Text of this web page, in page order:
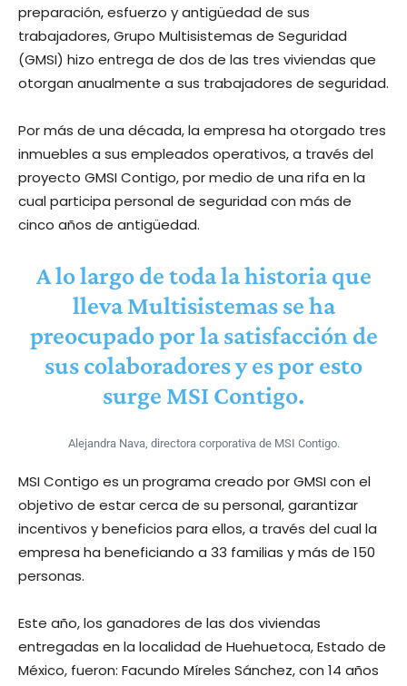
preparación, esfuerzo y antigüedad de sus
trabajadores, Grupo Multisistemas de Seguridad
(GMSI) hizo entrega de dos de las tres viviendas que
otorgan anualmente a sus trabajadores de seguridad.
Por más de una década, la empresa ha otorgado tres
inmuebles a sus empleados operativos, a través del
proyecto GMSI Contigo, por medio de una rifa en la
cual participa personal de seguridad con más de
cinco años de antigüedad.
A lo largo de toda la historia que
lleva Multisistemas se ha
preocupado por la satisfacción de
sus colaboradores y es por esto
surge MSI Contigo.
Alejandra Nava, directora corporativa de MSI Contigo.
MSI Contigo es un programa creado por GMSI con el
objetivo de estar cerca de su personal, garantizar
incentivos y beneficios para ellos, a través del cual la
empresa ha beneficiando a 33 familias y más de 150
personas.
Este año, los ganadores de las dos viviendas
entregadas en la localidad de Huehuetoca, Estado de
México, fueron: Facundo Míreles Sánchez, con 14 años